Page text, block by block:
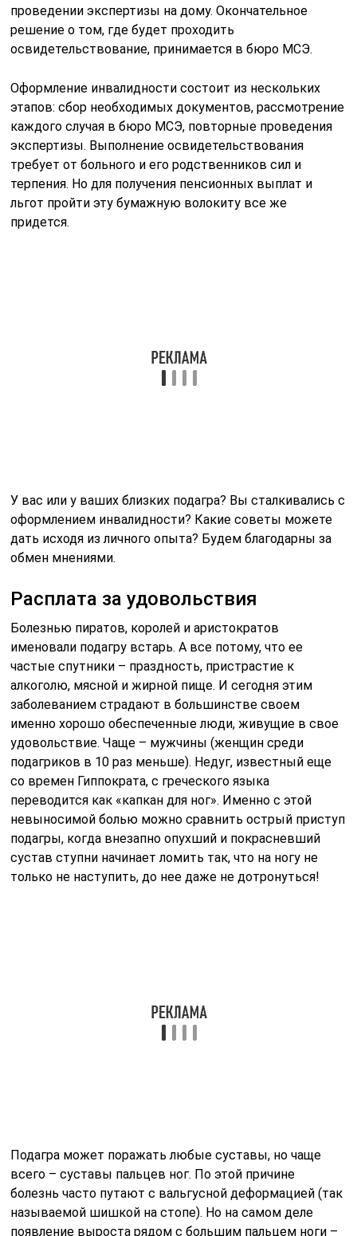
проведении экспертизы на дому. Окончательное
решение о том, где будет проходить
освидетельствование, принимается в бюро МСЭ.
Оформление инвалидности состоит из нескольких
этапов: сбор необходимых документов, рассмотрение
каждого случая в бюро МСЭ, повторные проведения
экспертизы. Выполнение освидетельствования
требует от больного и его родственников сил и
терпения. Но для получения пенсионных выплат и
льгот пройти эту бумажную волокиту все же
придется.
У вас или у ваших близких подагра? Вы сталкивались с
оформлением инвалидности? Какие советы можете
дать исходя из личного опыта? Будем благодарны за
обмен мнениями.
Расплата за удовольствия
Болезнью пиратов, королей и аристократов
именовали подагру встарь. А все потому, что ее
частые спутники – праздность, пристрастие к
алкоголю, мясной и жирной пище. И сегодня этим
заболеванием страдают в большинстве своем
именно хорошо обеспеченные люди, живущие в свое
удовольствие. Чаще – мужчины (женщин среди
подагриков в 10 раз меньше). Недуг, известный еще
со времен Гиппократа, с греческого языка
переводится как «капкан для ног». Именно с этой
невыносимой болью можно сравнить острый приступ
подагры, когда внезапно опухший и покрасневший
сустав ступни начинает ломить так, что на ногу не
только не наступить, до нее даже не дотронуться!
Подагра может поражать любые суставы, но чаще
всего – суставы пальцев ног. По этой причине
болезнь часто путают с вальгусной деформацией (так
называемой шишкой на стопе). Но на самом деле
появление выроста рядом с большим пальцем ноги –